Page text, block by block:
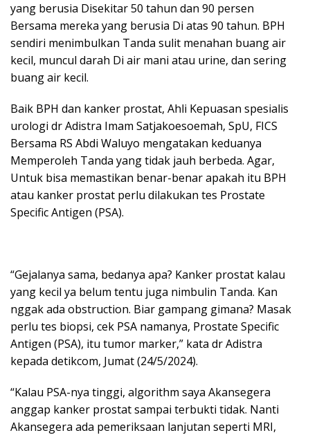
yang berusia Disekitar 50 tahun dan 90 persen
Bersama mereka yang berusia Di atas 90 tahun. BPH
sendiri menimbulkan Tanda sulit menahan buang air
kecil, muncul darah Di air mani atau urine, dan sering
buang air kecil.
Baik BPH dan kanker prostat, Ahli Kepuasan spesialis
urologi dr Adistra Imam Satjakoesoemah, SpU, FICS
Bersama RS Abdi Waluyo mengatakan keduanya
Memperoleh Tanda yang tidak jauh berbeda. Agar,
Untuk bisa memastikan benar-benar apakah itu BPH
atau kanker prostat perlu dilakukan tes Prostate
Specific Antigen (PSA).
“Gejalanya sama, bedanya apa? Kanker prostat kalau
yang kecil ya belum tentu juga nimbulin Tanda. Kan
nggak ada obstruction. Biar gampang gimana? Masak
perlu tes biopsi, cek PSA namanya, Prostate Specific
Antigen (PSA), itu tumor marker,” kata dr Adistra
kepada detikcom, Jumat (24/5/2024).
“Kalau PSA-nya tinggi, algorithm saya Akansegera
anggap kanker prostat sampai terbukti tidak. Nanti
Akansegera ada pemeriksaan lanjutan seperti MRI,